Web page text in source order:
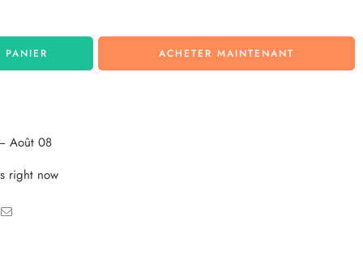
PANIER ACHETER MAINTENANT
Août 08
right now